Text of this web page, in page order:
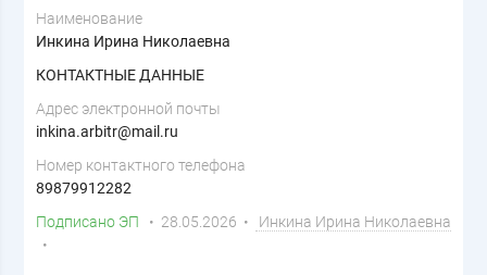
Наименование
Инкина Ирина Николаевна
КОНТАКТНЫЕ ДАННЫЕ
Адрес электронной почты
inkina.arbitr@mail.ru
Номер контактного телефона
89879912282
Подписано ЭП
• 28.05.2026 •
Инкина Ирина Николаевна
•